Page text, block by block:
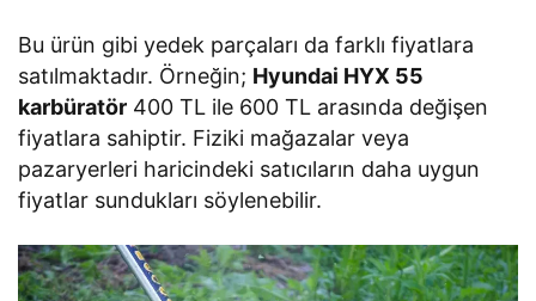
Bu ürün gibi yedek parçaları da farklı fiyatlara
satılmaktadır. Örneğin; Hyundai HYX 55
karbüratör 400 TL ile 600 TL arasında değişen
fiyatlara sahiptir. Fiziki mağazalar veya
pazaryerleri haricindeki satıcıların daha uygun
fiyatlar sundukları söylenebilir.